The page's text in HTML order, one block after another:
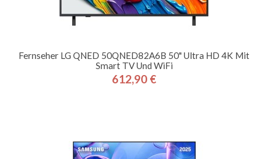
Fernseher LG QNED 50QNED82A6B 50" Ultra HD 4K Mit
Smart TV Und WiFi
Preis
612,90 €